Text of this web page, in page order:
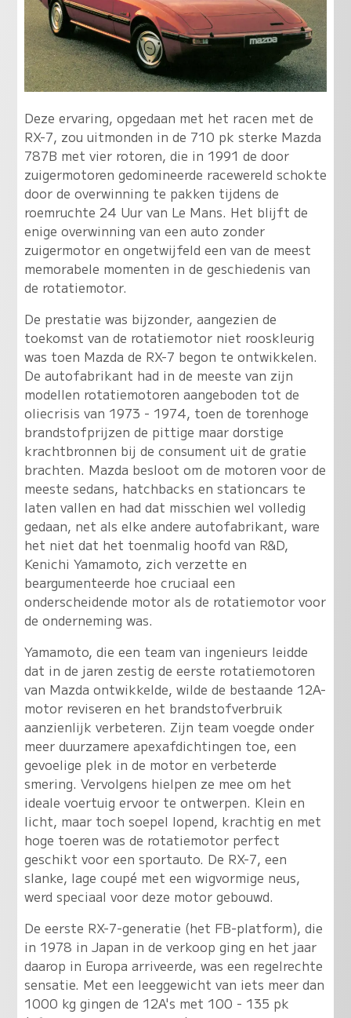
Deze ervaring, opgedaan met het racen met de
RX-7, zou uitmonden in de 710 pk sterke Mazda
787B met vier rotoren, die in 1991 de door
zuigermotoren gedomineerde racewereld schokte
door de overwinning te pakken tijdens de
roemruchte 24 Uur van Le Mans. Het blijft de
enige overwinning van een auto zonder
zuigermotor en ongetwijfeld een van de meest
memorabele momenten in de geschiedenis van
de rotatiemotor.
De prestatie was bijzonder, aangezien de
toekomst van de rotatiemotor niet rooskleurig
was toen Mazda de RX-7 begon te ontwikkelen.
De autofabrikant had in de meeste van zijn
modellen rotatiemotoren aangeboden tot de
oliecrisis van 1973 - 1974, toen de torenhoge
brandstofprijzen de pittige maar dorstige
krachtbronnen bij de consument uit de gratie
brachten. Mazda besloot om de motoren voor de
meeste sedans, hatchbacks en stationcars te
laten vallen en had dat misschien wel volledig
gedaan, net als elke andere autofabrikant, ware
het niet dat het toenmalig hoofd van R&D,
Kenichi Yamamoto, zich verzette en
beargumenteerde hoe cruciaal een
onderscheidende motor als de rotatiemotor voor
de onderneming was.
Yamamoto, die een team van ingenieurs leidde
dat in de jaren zestig de eerste rotatiemotoren
van Mazda ontwikkelde, wilde de bestaande 12A-
motor reviseren en het brandstofverbruik
aanzienlijk verbeteren. Zijn team voegde onder
meer duurzamere apexafdichtingen toe, een
gevoelige plek in de motor en verbeterde
smering. Vervolgens hielpen ze mee om het
ideale voertuig ervoor te ontwerpen. Klein en
licht, maar toch soepel lopend, krachtig en met
hoge toeren was de rotatiemotor perfect
geschikt voor een sportauto. De RX-7, een
slanke, lage coupé met een wigvormige neus,
werd speciaal voor deze motor gebouwd.
De eerste RX-7-generatie (het FB-platform), die
in 1978 in Japan in de verkoop ging en het jaar
daarop in Europa arriveerde, was een regelrechte
sensatie. Met een leeggewicht van iets meer dan
1000 kg gingen de 12A's met 100 - 135 pk